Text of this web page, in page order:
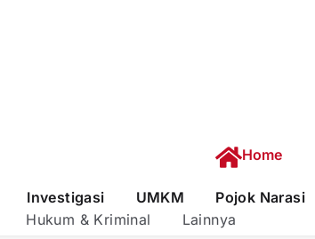
Home
Investigasi UMKM
Pojok Narasi
Hukum & Kriminal Lainnya